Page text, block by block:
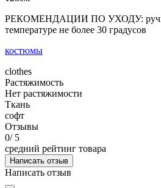
РЕКОМЕНДАЦИИ ПО УХОДУ:
температуре не более 30 градусов
костюмы
clothes
Растяжимость
Нет растяжимости
Ткань
софт
Отзывы
0/ 5
средний рейтинг товара
Написать отзыв
Написать отзыв